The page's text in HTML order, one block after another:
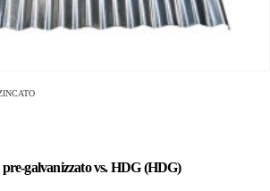
galvanizzato vs. HDG (HDG)